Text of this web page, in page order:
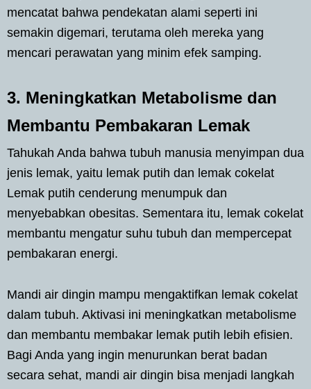
mencatat bahwa pendekatan alami seperti ini
semakin digemari, terutama oleh mereka yang
mencari perawatan yang minim efek samping.
3. Meningkatkan Metabolisme dan
Membantu Pembakaran Lemak
Tahukah Anda bahwa tubuh manusia menyimpan dua
jenis lemak, yaitu lemak putih dan lemak cokelat
Lemak putih cenderung menumpuk dan
menyebabkan obesitas. Sementara itu, lemak cokelat
membantu mengatur suhu tubuh dan mempercepat
pembakaran energi.
Mandi air dingin mampu mengaktifkan lemak cokelat
dalam tubuh. Aktivasi ini meningkatkan metabolisme
dan membantu membakar lemak putih lebih efisien.
Bagi Anda yang ingin menurunkan berat badan
secara sehat, mandi air dingin bisa menjadi langkah